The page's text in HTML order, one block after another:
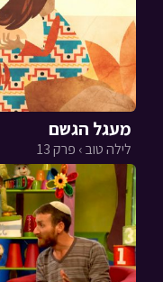
מעגל הגשם
לילה טוב › פרק 13